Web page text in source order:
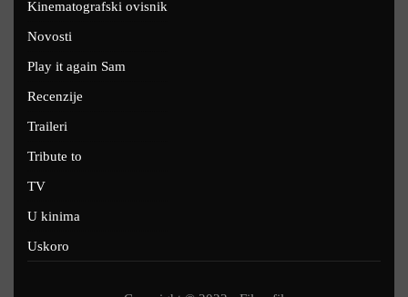
Kinematografski ovisnik
Novosti
Play it again Sam
Recenzije
Traileri
Tribute to
TV
U kinima
Uskoro